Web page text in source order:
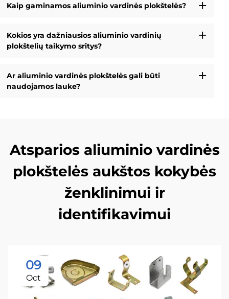
Kaip gaminamos aliuminio vardinės plokštelės?
Kokios yra dažniausios aliuminio vardinių
plokštelių taikymo sritys?
Ar aliuminio vardinės plokštelės gali būti
naudojamos lauke?
Atsparios aliuminio vardinės
plokštelės aukštos kokybės
ženklinimui ir
identifikavimui
09
Oct